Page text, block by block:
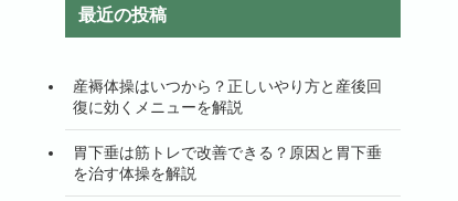
最近の投稿
産褥体操はいつから？正しいやり方と産後回
復に効くメニューを解説
胃下垂は筋トレで改善できる？原因と胃下垂
を治す体操を解説